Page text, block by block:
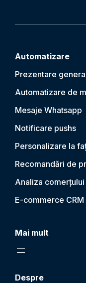
Automatizare
Prezentare
Automatizare de
Mesaje Whatsapp
Notificare pushs
Personalizare la
Recomandări de
Analiza
E-commerce CRM
Mai mult
Despre